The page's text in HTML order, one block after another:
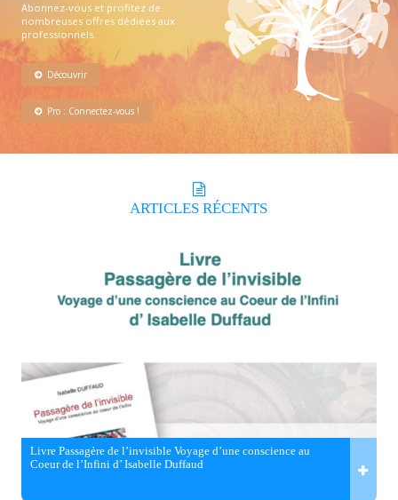
Abonnez-vous et profitez de
nombreuses offres dédiées aux
professionnels.
Découvrir
Pro : Connectez-vous !
ARTICLES RÉCENTS
Livre Passagère de l’invisible Voyage d’une conscience au
Coeur de l’Infini d’ Isabelle Duffaud